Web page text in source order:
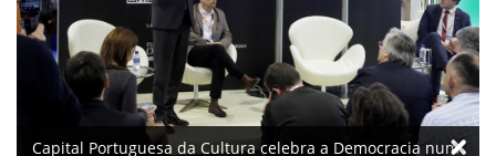
Capital Portuguesa da Cultura celebra a Democracia num